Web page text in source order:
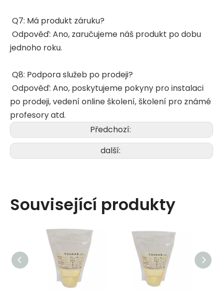
Q7: Má produkt záruku?
Odpověď: Ano, zaručujeme náš produkt po dobu
jednoho roku.
Q8: Podpora služeb po prodeji?
Odpověď: Ano, poskytujeme pokyny pro instalaci
po prodeji, vedení online školení, školení pro známé
profesory atd.
Předchozí:
další:
Související produkty